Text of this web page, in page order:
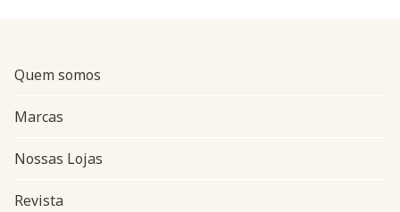
Quem somos
Marcas
Nossas Lojas
Revista